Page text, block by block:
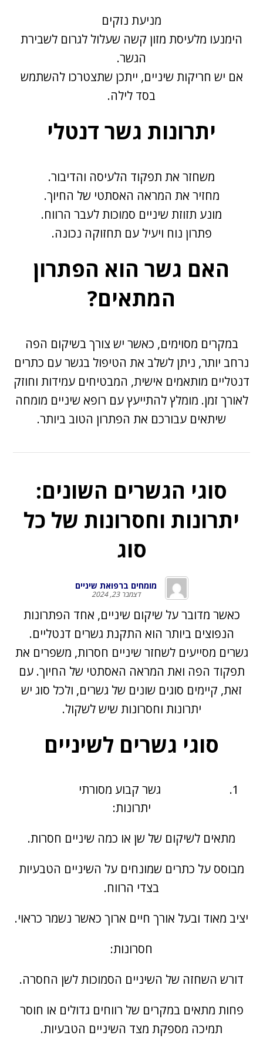
מניעת נזקים
הימנעו מלעיסת מזון קשה שעלול לגרום לשבירת
הגשר.
אם יש חריקות שיניים, ייתכן שתצטרכו להשתמש
בסד לילה.
יתרונות גשר דנטלי
משחזר את תפקוד הלעיסה והדיבור.
מחזיר את המראה האסתטי של החיוך.
מונע תזוזת שיניים סמוכות לעבר הרווח.
פתרון נוח ויעיל עם תחזוקה נכונה.
האם גשר הוא הפתרון
המתאים?
במקרים מסוימים, כאשר יש צורך בשיקום הפה
נרחב יותר, ניתן לשלב את הטיפול בגשר עם כתרים
דנטליים מותאמים אישית, המבטיחים עמידות וחוזק
לאורך זמן. מומלץ להתייעץ עם רופא שיניים מומחה
שיתאים עבורכם את הפתרון הטוב ביותר.
סוגי הגשרים השונים:
יתרונות וחסרונות של כל
סוג
מומחים ברפואת שיניים
דצמבר 23, 2024
כאשר מדובר על שיקום שיניים, אחד הפתרונות
הנפוצים ביותר הוא התקנת גשרים דנטליים.
גשרים מסייעים לשחזר שיניים חסרות, משפרים את
תפקוד הפה ואת המראה האסתטי של החיוך. עם
זאת, קיימים סוגים שונים של גשרים, ולכל סוג יש
יתרונות וחסרונות שיש לשקול.
סוגי גשרים לשיניים
גשר קבוע מסורתי
יתרונות:
מתאים לשיקום של שן או כמה שיניים חסרות.
מבוסס על כתרים שמונחים על השיניים הטבעיות
בצדי הרווח.
יציב מאוד ובעל אורך חיים ארוך כאשר נשמר כראוי.
חסרונות:
דורש השחזה של השיניים הסמוכות לשן החסרה.
פחות מתאים במקרים של רווחים גדולים או חוסר
תמיכה מספקת מצד השיניים הטבעיות.